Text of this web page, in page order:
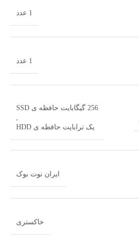
1 عدد
1 عدد
256 گیگابایت حافظه ی SSD
,
یک ترابایت حافظه ی HDD
ایران نوت بوک
خاکستری